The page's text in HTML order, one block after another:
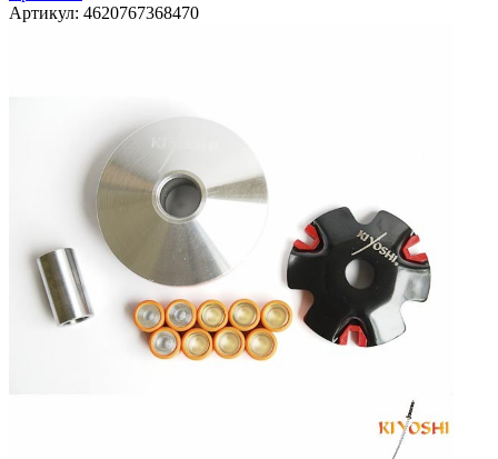
Артикул: 4620767368470